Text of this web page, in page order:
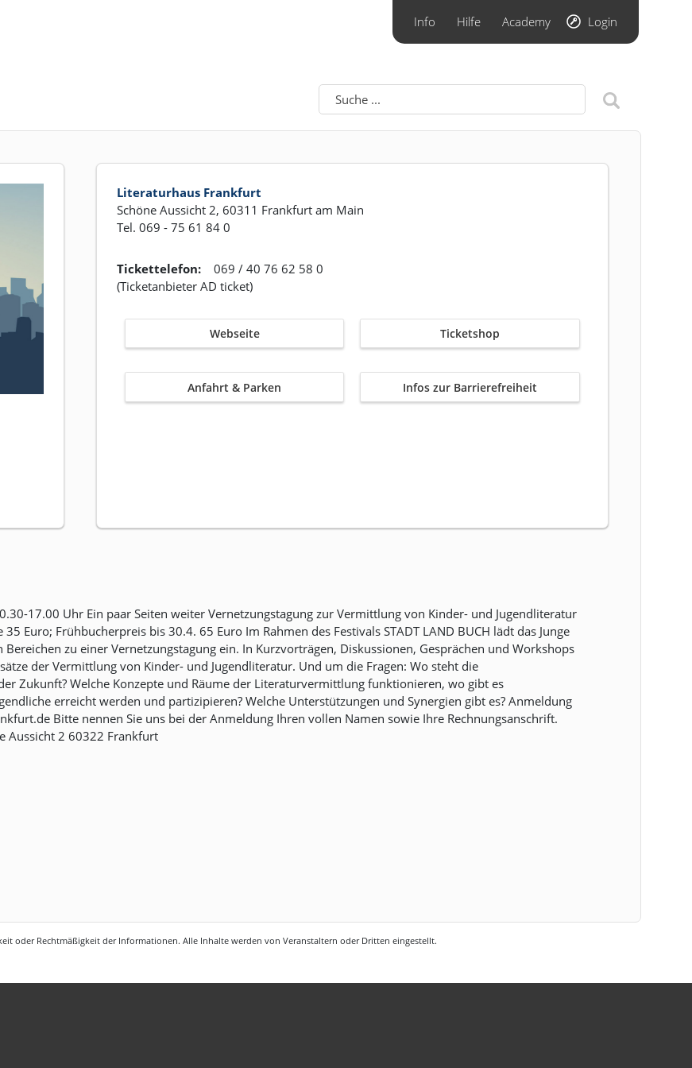
Info Hilfe Academy Login
Literaturhaus Frankfurt
Schöne Aussicht 2, 60311 Frankfurt am Main
Tel. 069 - 75 61 84 0
Tickettelefon: 069 / 40 76 62 58 0
(Ticketanbieter AD ticket)
Webseite Ticketshop
Anfahrt & Parken Infos zur Barrierefreiheit
17.00 Uhr Ein paar Seiten weiter Vernetzungstagung zur Vermittlung von Kinder- und Jugendliteratur
Euro; Frühbucherpreis bis 30.4. 65 Euro Im Rahmen des Festivals STADT LAND BUCH lädt das Junge
zu einer Vernetzungstagung ein. In Kurzvorträgen, Diskussionen, Gesprächen und Workshops
der Vermittlung von Kinder- und Jugendliteratur. Und um die Fragen: Wo steht die
Zukunft? Welche Konzepte und Räume der Literaturvermittlung funktionieren, wo gibt es
erreicht werden und partizipieren? Welche Unterstützungen und Synergien gibt es? Anmeldung
Bitte nennen Sie uns bei der Anmeldung Ihren vollen Namen sowie Ihre Rechnungsanschrift.
Aussicht 2 60322 Frankfurt
oder Rechtmäßigkeit der Informationen. Alle Inhalte werden von Veranstaltern oder Dritten eingestellt.